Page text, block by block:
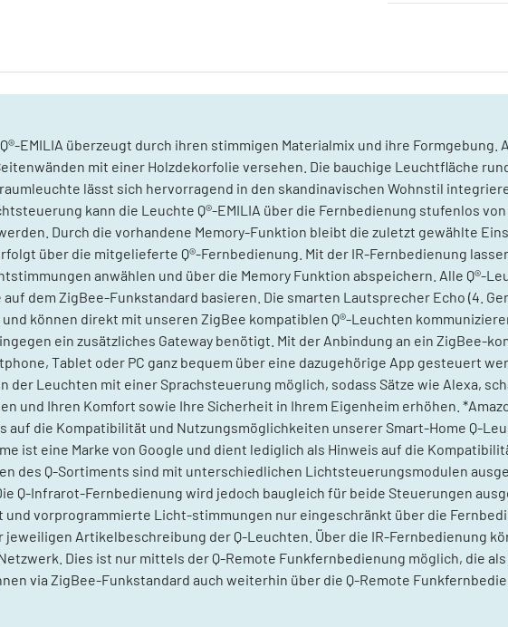
EMILIA überzeugt durch ihren stimmigen Materialmix und ihre
mit einer Holzdekorfolie versehen. Die bauchige Leuchtfläche
lässt sich hervorragend in den skandinavischen Wohnstil
kann die Leuchte Q®-EMILIA über die Fernbedienung stufenlos
Durch die vorhandene Memory-Funktion bleibt die zuletzt gewählte
über die mitgelieferte Q®-Fernbedienung. Mit der IR-Fernbedienung
anwählen und über die Memory Funktion abspeichern. Alle Q®-
dem ZigBee-Funkstandard basieren. Die smarten Lautsprecher Echo (4.
können direkt mit unseren ZigBee kompatiblen Q®-Leuchten
ein zusätzliches Gateway benötigt. Mit der Anbindung an ein ZigBee-
Tablet oder PC ganz bequem über eine dazugehörige App gesteuert
der Leuchten mit einer Sprachsteuerung möglich, sodass Sätze wie Alexa,
und Ihren Komfort sowie Ihre Sicherheit in Ihrem Eigenheim erhöhen.
auf die Kompatibilität und Nutzungsmöglichkeiten unserer Smart-Home Q-
ist eine Marke von Google und dient lediglich als Hinweis auf die
des Q-Sortiments sind mit unterschiedlichen Lichtsteuerungsmodulen
Q-Infrarot-Fernbedienung wird jedoch baugleich für beide Steuerungen
und vorprogrammierte Licht-stimmungen nur eingeschränkt über die
Artikelbeschreibung der Q-Leuchten. Über die IR-Fernbedienung
Dies ist nur mittels der Q-Remote Funkfernbedienung möglich, die
via ZigBee-Funkstandard auch weiterhin über die Q-Remote